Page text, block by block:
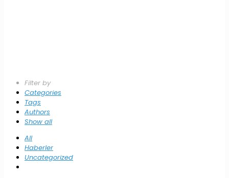
Filter by
Categories
Tags
Authors
Show all
All
Haberler
Uncategorized